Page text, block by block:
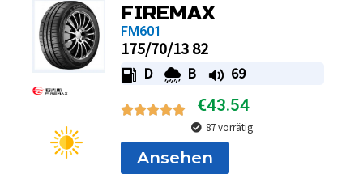
FIREMAX
FM601
175/70/13 82
D B 69
€43.54
87 vorrätig
Ansehen